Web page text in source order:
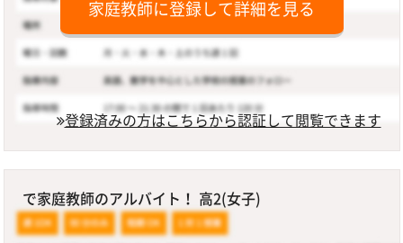
家庭教師に登録して詳細を見る
登録済みの方はこちらから認証して閲覧できます
で家庭教師のアルバイト！ 高2(女子)